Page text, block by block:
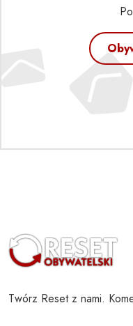
Twórz Reset z nami.